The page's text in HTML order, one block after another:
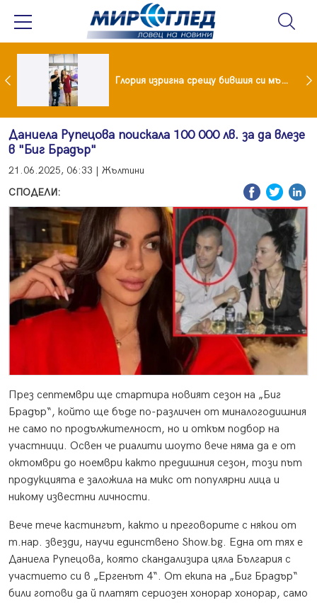
Даниела Рупецова поискала 100 000 лв. за да влезе
в "Биг Брадър"
21.06.2025, 06:33 | Жълтини
СПОДЕЛИ:
През септември ще стартира новият сезон на „Биг
Брадър“, който ще бъде по-различен от миналогодишния
не само по продължителност, но и откъм подбор на
участници. Освен че риалити шоуто вече няма да е от
октомври до ноември както предишния сезон, този път
продукцията е заложила на микс от популярни лица и
никому известни личности.
Вече тече кастингът, както и преговорите с някои от
т.нар. звезди, научи единствено Show.bg. Една от тях е
Даниела Рупецова, която скандализира цяла България с
участието си в „Ергенът 4“. От екипа на „Биг Брадър“
били готови да й платят сериозен хонорар хонорар, само